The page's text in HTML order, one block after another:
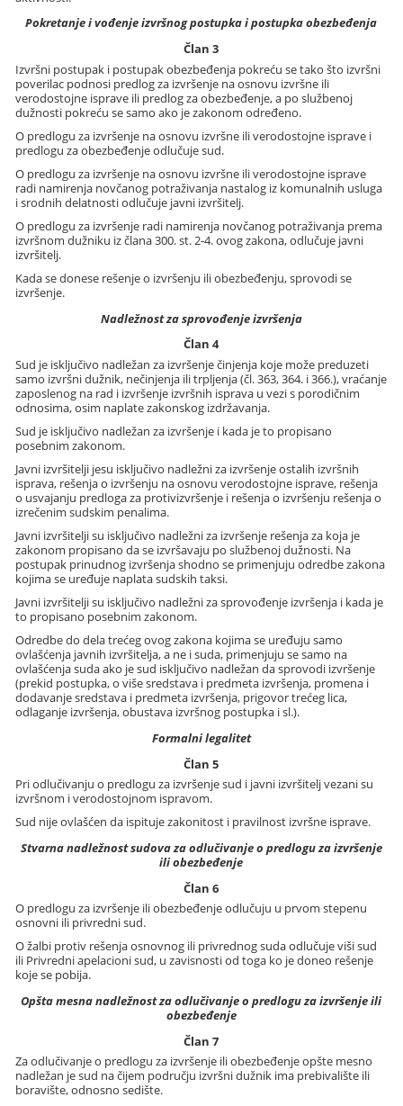
Pokretanje i vođenje izvršnog postupka i postupka obezbeđenja
Član 3
Izvršni postupak i postupak obezbeđenja pokreću se tako što izvršni
poverilac podnosi predlog za izvršenje na osnovu izvršne ili
verodostojne isprave ili predlog za obezbeđenje, a po službenoj
dužnosti pokreću se samo ako je zakonom određeno.
O predlogu za izvršenje na osnovu izvršne ili verodostojne isprave i
predlogu za obezbeđenje odlučuje sud.
O predlogu za izvršenje na osnovu izvršne ili verodostojne isprave
radi namirenja novčanog potraživanja nastalog iz komunalnih usluga
i srodnih delatnosti odlučuje javni izvršitelj.
O predlogu za izvršenje radi namirenja novčanog potraživanja prema
izvršnom dužniku iz člana 300. st. 2-4. ovog zakona, odlučuje javni
izvršitelj.
Kada se donese rešenje o izvršenju ili obezbeđenju, sprovodi se
izvršenje.
Nadležnost za sprovođenje izvršenja
Član 4
Sud je isključivo nadležan za izvršenje činjenja koje može preduzeti
samo izvršni dužnik, nečinjenja ili trpljenja (čl. 363, 364. i 366.), vraćanje
zaposlenog na rad i izvršenje izvršnih isprava u vezi s porodičnim
odnosima, osim naplate zakonskog izdržavanja.
Sud je isključivo nadležan za izvršenje i kada je to propisano
posebnim zakonom.
Javni izvršitelji jesu isključivo nadležni za izvršenje ostalih izvršnih
isprava, rešenja o izvršenju na osnovu verodostojne isprave, rešenja
o usvajanju predloga za protivizvršenje i rešenja o izvršenju rešenja o
izrečenim sudskim penalima.
Javni izvršitelji su isključivo nadležni za izvršenje rešenja za koja je
zakonom propisano da se izvršavaju po službenoj dužnosti. Na
postupak prinudnog izvršenja shodno se primenjuju odredbe zakona
kojima se uređuje naplata sudskih taksi.
Javni izvršitelji su isključivo nadležni za sprovođenje izvršenja i kada je
to propisano posebnim zakonom.
Odredbe do dela trećeg ovog zakona kojima se uređuju samo
ovlašćenja javnih izvršitelja, a ne i suda, primenjuju se samo na
ovlašćenja suda ako je sud isključivo nadležan da sprovodi izvršenje
(prekid postupka, o više sredstava i predmeta izvršenja, promena i
dodavanje sredstava i predmeta izvršenja, prigovor trećeg lica,
odlaganje izvršenja, obustava izvršnog postupka i sl.).
Formalni legalitet
Član 5
Pri odlučivanju o predlogu za izvršenje sud i javni izvršitelj vezani su
izvršnom i verodostojnom ispravom.
Sud nije ovlašćen da ispituje zakonitost i pravilnost izvršne isprave.
Stvarna nadležnost sudova za odlučivanje o predlogu za izvršenje
ili obezbeđenje
Član 6
O predlogu za izvršenje ili obezbeđenje odlučuju u prvom stepenu
osnovni ili privredni sud.
O žalbi protiv rešenja osnovnog ili privrednog suda odlučuje viši sud
ili Privredni apelacioni sud, u zavisnosti od toga ko je doneo rešenje
koje se pobija.
Opšta mesna nadležnost za odlučivanje o predlogu za izvršenje ili
obezbeđenje
Član 7
Za odlučivanje o predlogu za izvršenje ili obezbeđenje opšte mesno
nadležan je sud na čijem području izvršni dužnik ima prebivalište ili
boravište, odnosno sedište.